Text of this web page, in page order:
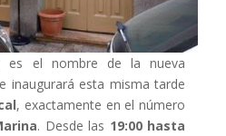
es el nombre de la nueva
inaugurará esta misma tarde
, exactamente en el número
. Desde las 19:00 hasta